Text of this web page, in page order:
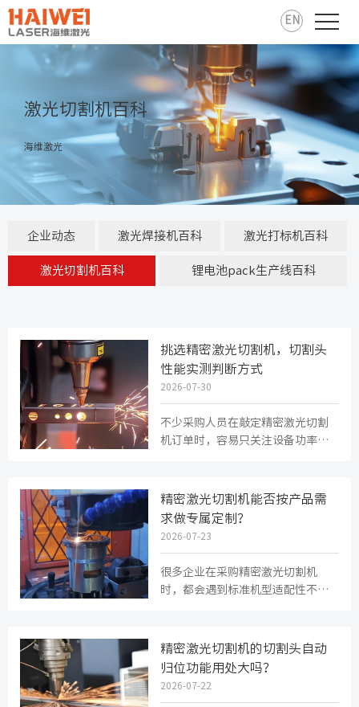
EN
激光切割机百科
海维激光
企业动态 激光焊接机百科 激光打标机百科
激光切割机百科 锂电池pack生产线百科
挑选精密激光切割机，切割头
性能实测判断方式
2026-07-30
​不少采购人员在敲定精密激光切割
机订单时，容易只关注设备功率、
精密激光切割机能否按产品需
求做专属定制？
2026-07-23
很多企业在采购精密激光切割机
时，都会遇到标准机型适配性不足
异...
精密激光切割机的切割头自动
归位功能用处大吗？
2026-07-22